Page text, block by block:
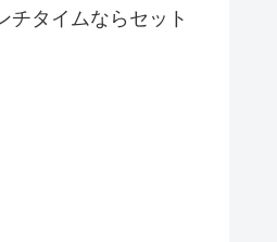
チタイムならセット